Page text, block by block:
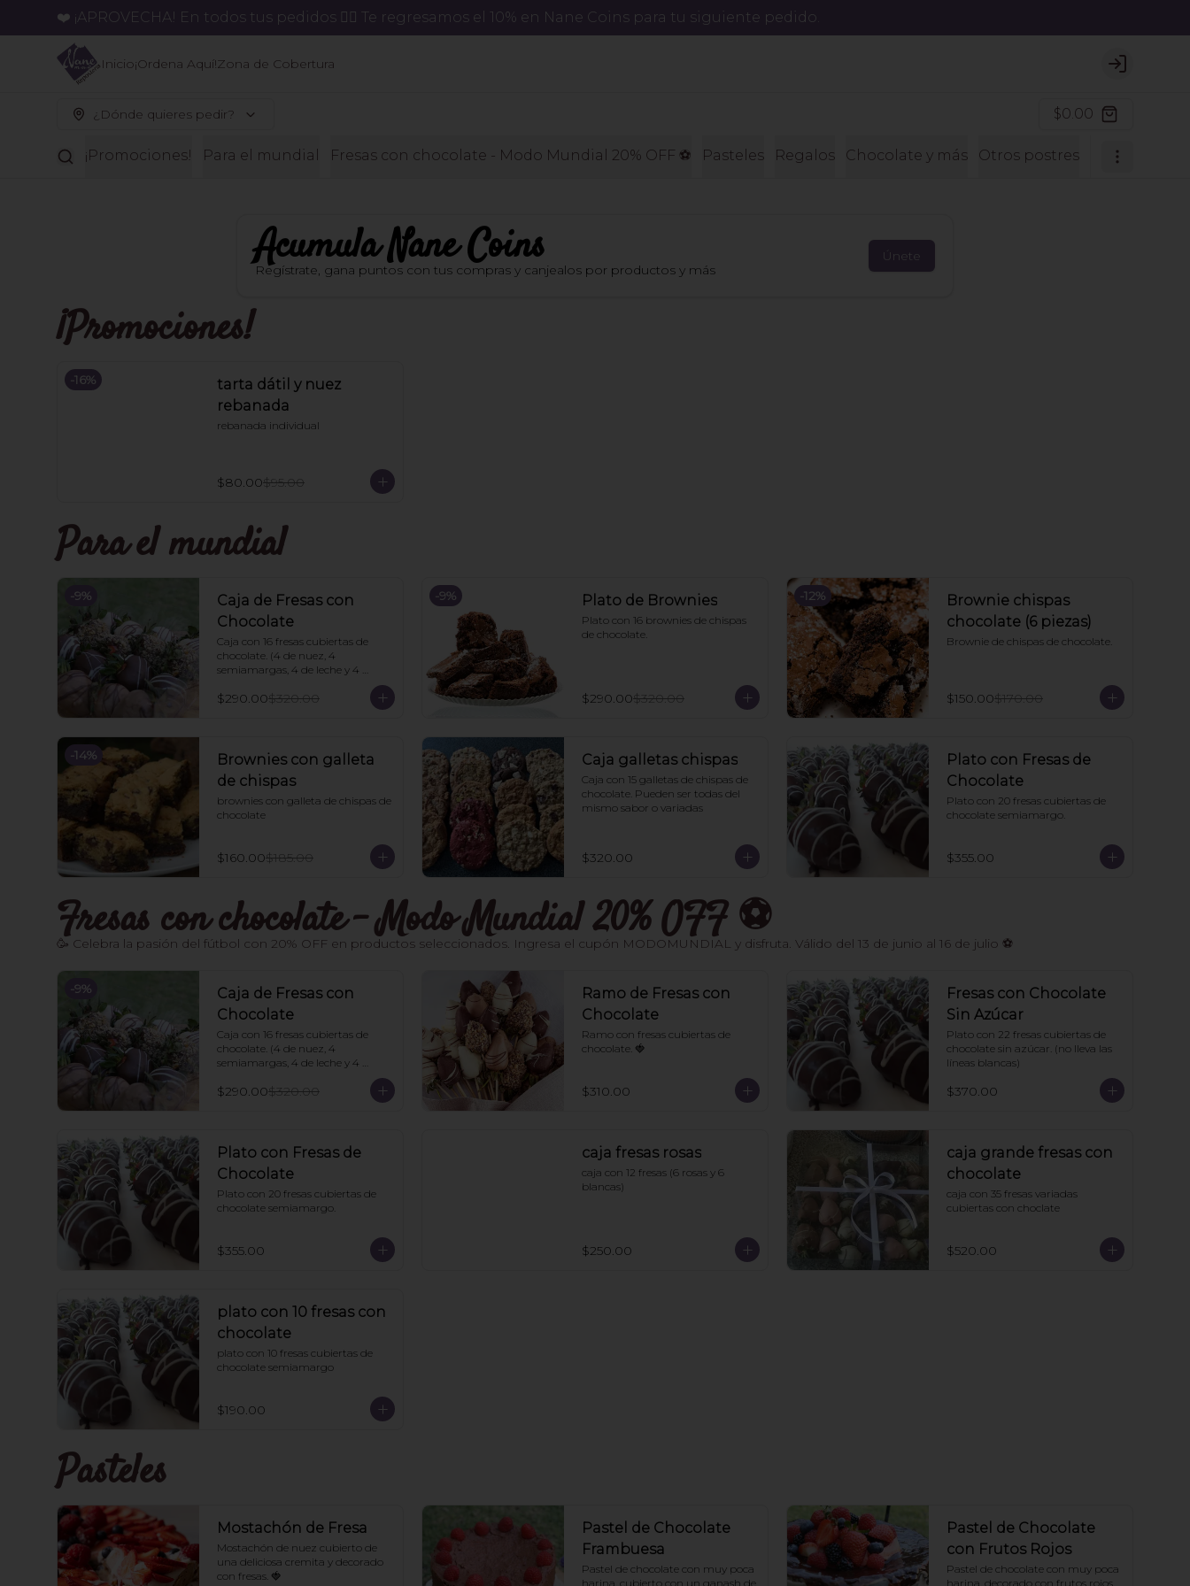
❤️ ¡APROVECHA! En todos tus pedidos 👉🏻 Te regresamos el 10% en Nane Coins para tu siguiente pedido.
Inicio¡Ordena Aquí!Zona de Cobertura Login
¿Dónde quieres pedir? $0.00
¡Promociones! Para el mundial Fresas con chocolate - Modo Mundial 20% OFF ⚽️ Pasteles Regalos Chocolate y más Otros postres Postres sin
AcumulaNane Coins
Regístrate, gana puntos con tus compras y canjealos por productos y más
Únete
¡Promociones!
-16%
tarta dátil y nuez
rebanada
rebanada individual
$80.00$95.00
Para el mundial
-9%
Caja de Fresas con
Chocolate
Caja con 16 fresas cubiertas de
chocolate. (4 de nuez, 4
semiamargas, 4 de leche y 4
$290.00$320.00
-9% Plato de Brownies
Plato con 16 brownies de chispas
de chocolate.
$290.00$320.00
-12%
Brownie chispas
chocolate (6 piezas)
Brownie de chispas de chocolate.
$150.00$170.00
-14%
Brownies con galleta
de chispas
brownies con galleta de chispas de
chocolate
$160.00$185.00
Caja galletas chispas
Caja con 15 galletas de chispas de
chocolate. Pueden ser todas del
mismo sabor o variadas
$320.00
Plato con Fresas de
Chocolate
Plato con 20 fresas cubiertas de
chocolate semiamargo.
$355.00
Fresas con chocolate - Modo Mundial 20% OFF ⚽️
🥳 Celebra la pasión del fútbol con 20% OFF en productos seleccionados. Ingresa el cupón MODOMUNDIAL y disfruta. Válido del 13 de junio al 16 de julio ⚽
-9%
Caja de Fresas con
Chocolate
Caja con 16 fresas cubiertas de
chocolate. (4 de nuez, 4
semiamargas, 4 de leche y 4
$290.00$320.00
Ramo de Fresas con
Chocolate
Ramo con fresas cubiertas de
chocolate. 🍓
$310.00
Fresas con Chocolate
Sin Azúcar
Plato con 22 fresas cubiertas de
chocolate sin azúcar. (no lleva las
líneas blancas)
$370.00
Plato con Fresas de
Chocolate
Plato con 20 fresas cubiertas de
chocolate semiamargo.
$355.00
caja fresas rosas
caja con 12 fresas (6 rosas y 6
blancas)
$250.00
caja grande fresas con
chocolate
caja con 35 fresas variadas
cubiertas con choclate
$520.00
plato con 10 fresas con
chocolate
plato con 10 fresas cubiertas de
chocolate semiamargo
$190.00
Pasteles
Mostachón de Fresa
Mostachón de nuez cubierto de
una deliciosa cremita y decorado
con fresas. 🍓
Pastel de Chocolate
Frambuesa
Pastel de chocolate con muy poca
harina, cubierto con un ganash de
Pastel de Chocolate
con Frutos Rojos
Pastel de chocolate con muy poca
harina, decorado con frutos rojos.